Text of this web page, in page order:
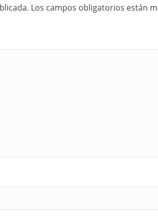
Los campos obligatorios están